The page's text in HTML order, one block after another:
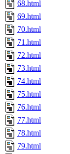
68.html
69.html
70.html
71.html
72.html
73.html
74.html
75.html
76.html
77.html
78.html
79.html